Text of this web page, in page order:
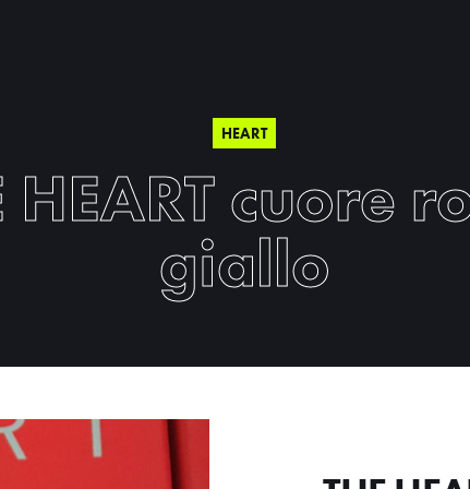
HEART
HEART cuore
giallo